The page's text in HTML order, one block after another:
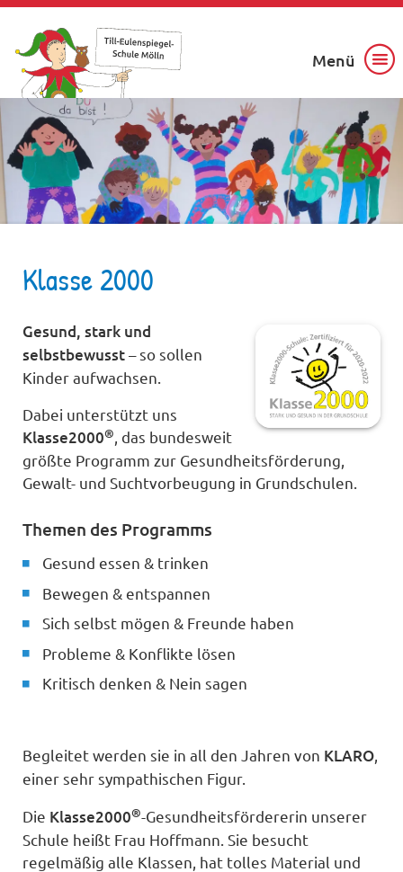
Menü
Klasse 2000
Gesund, stark und
selbstbewusst– so sollen
Kinder aufwachsen.
Dabei unterstützt uns
Klasse2000®, das bundesweit
größte Programm zur Gesundheitsförderung,
Gewalt- und Suchtvorbeugung in Grundschulen.
Themen des Programms
Gesund essen & trinken
Bewegen & entspannen
Sich selbst mögen & Freunde haben
Probleme & Konflikte lösen
Kritisch denken & Nein sagen
Begleitet werden sie in all den Jahren von KLARO
einer sehr sympathischen Figur.
Die Klasse2000®-Gesundheitsfördererin unserer
Schule heißt Frau Hoffmann. Sie besucht
regelmäßig alle Klassen, hat tolles Material und